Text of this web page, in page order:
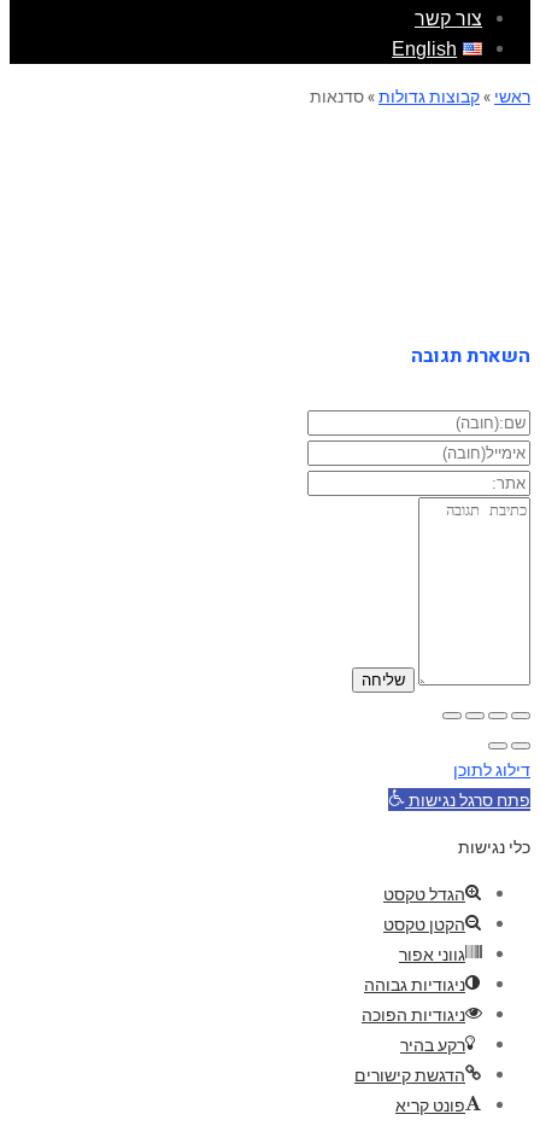
צור קשר
English
ראשי »קבוצות גדולות»סדנאות
השארת תגובה
דילוג לתוכן
פתח סרגל נגישות
כלי נגישות
הגדל טקסט
הקטן טקסט
גווני אפור
ניגודיות גבוהה
ניגודיות הפוכה
רקע בהיר
הדגשת קישורים
פונט קריא